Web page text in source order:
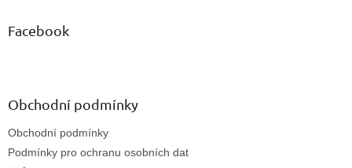
Facebook
Obchodní podmínky
Obchodní podmínky
Podmínky pro ochranu osobních dat